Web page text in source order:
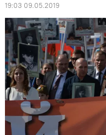
19:03 09.05.2019